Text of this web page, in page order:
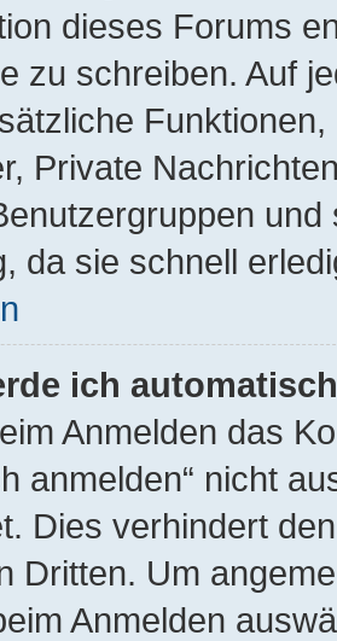
dieses Forums
zu schreiben. Auf
Private
da sie schnell
ich
Anmelden das
anmelden“ nicht
Dies verhindert
Dritten. Um
Anmelden